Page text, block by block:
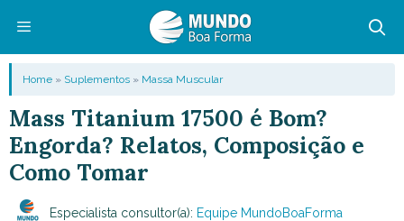
conteúdo
Menu
Home » Suplementos » Massa Muscular
Mass Titanium 17500 é Bom?
Engorda? Relatos, Composição e
Como Tomar
Especialista consultor(a): Equipe MundoBoaForma